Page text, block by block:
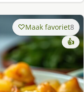
Maak favoriet8
👍